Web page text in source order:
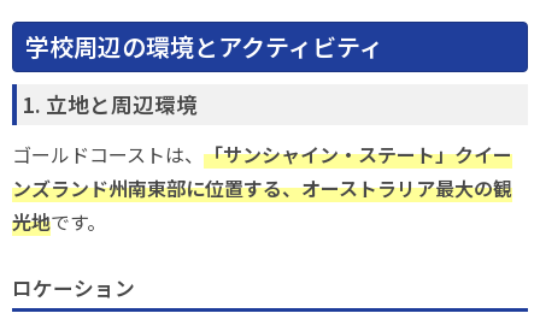
学校周辺の環境とアクティビティ
1. 立地と周辺環境
ゴールドコーストは、 「サンシャイン・ステート」クイー
ンズランド州南東部に位置する、オーストラリア最大の観
光地です。
ロケーション